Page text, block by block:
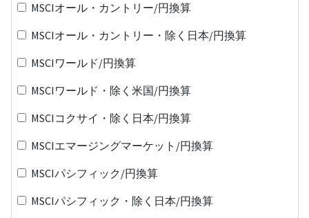
MSCIオール・カントリー/円換算
MSCIオール・カントリー・除く日本/円換算
MSCIワールド/円換算
MSCIワールド・除く米国/円換算
MSCIコクサイ・除く日本/円換算
MSCIエマージングマーケット/円換算
MSCIパシフィック/円換算
MSCIパシフィック・除く日本/円換算